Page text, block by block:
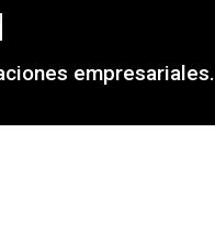
empresariales.